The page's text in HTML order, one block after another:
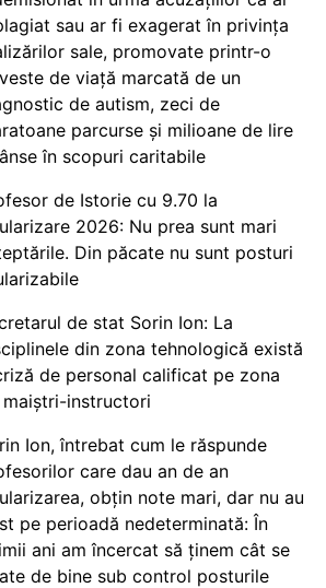
sau ar fi exagerat în privința
sale, promovate printr-o
de viață marcată de un
de autism, zeci de
parcurse și milioane de lire
în scopuri caritabile
de Istorie cu 9.70 la
2026: Nu prea sunt mari
Din păcate nu sunt posturi
de stat Sorin Ion: La
din zona tehnologică există
de personal calificat pe zona
instructori
Ion, întrebat cum le răspunde
care dau an de an
obțin note mari, dar nu au
pe perioadă nedeterminată: În
ani am încercat să ținem cât se
de bine sub control posturile